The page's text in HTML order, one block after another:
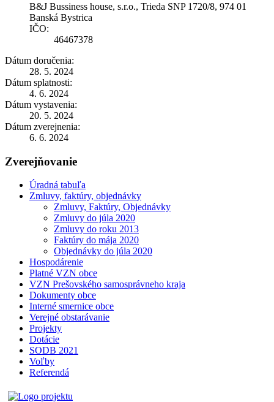
B&J Bussiness house, s.r.o., Trieda SNP 1720/8, 974 01
Banská Bystrica
IČO:
46467378
Dátum doručenia:
28. 5. 2024
Dátum splatnosti:
4. 6. 2024
Dátum vystavenia:
20. 5. 2024
Dátum zverejnenia:
6. 6. 2024
Zverejňovanie
Úradná tabuľa
Zmluvy, faktúry, objednávky
Zmluvy, Faktúry, Objednávky
Zmluvy do júla 2020
Zmluvy do roku 2013
Faktúry do mája 2020
Objednávky do júla 2020
Hospodárenie
Platné VZN obce
VZN Prešovského samosprávneho kraja
Dokumenty obce
Interné smernice obce
Verejné obstarávanie
Projekty
Dotácie
SODB 2021
Voľby
Referendá